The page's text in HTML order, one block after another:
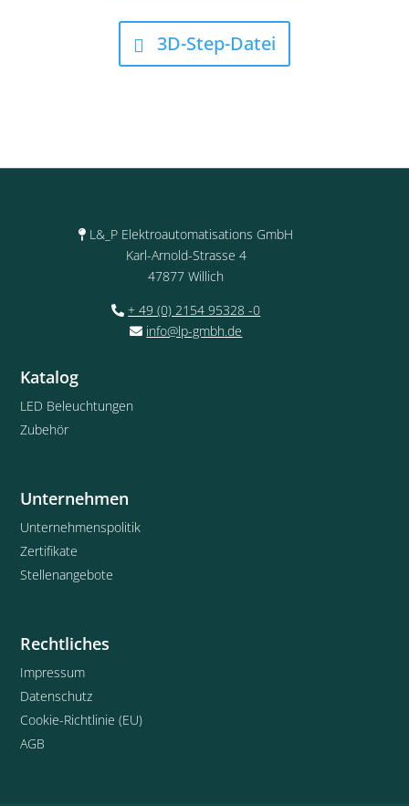
3D-Step-Datei
L&_P Elektroautomatisations GmbH
Karl-Arnold-Strasse 4
47877 Willich
+ 49 (0) 2154 95328 -0
info@lp-gmbh.de
Katalog
LED Beleuchtungen
Zubehör
Unternehmen
Unternehmenspolitik
Zertifikate
Stellenangebote
Rechtliches
Impressum
Datenschutz
Cookie-Richtlinie (EU)
AGB